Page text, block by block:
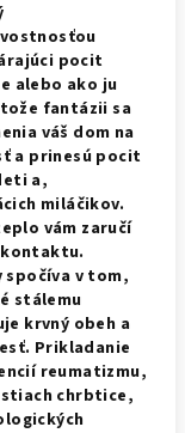
pocit
alebo ako ju
fantázii sa
váš dom na
a prinesú pocit
a,
miláčikov.
vám zaručí
spočíva v tom,
stálemu
krvný obeh a
Prikladanie
reumatizmu,
chrbtice,